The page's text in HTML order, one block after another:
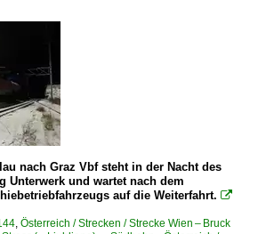
nach Graz Vbf steht in der Nacht des
Unterwerk und wartet nach dem
auf die Weiterfahrt. 
, Österreich / Strecken / Strecke Wien – Bruck